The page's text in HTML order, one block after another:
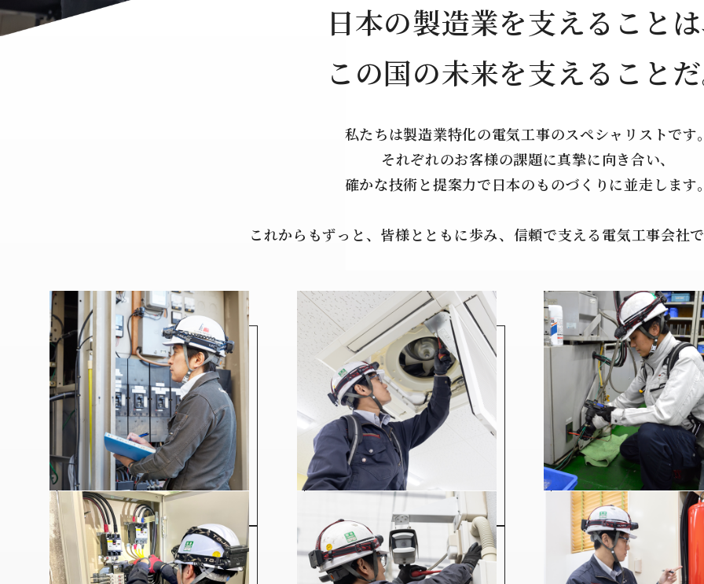
日本の製造業を支えること
この国の未来を支えること
私たちは製造業特化の電気工事のスペシャリストです
それぞれのお客様の課題に真摯に向き合い、
確かな技術と提案力で日本のものづくりに並走します
これからもずっと、皆様とともに歩み、信頼で支える電気工事会社
高圧設備工事 空調設備工事 機械導入時の電源工事